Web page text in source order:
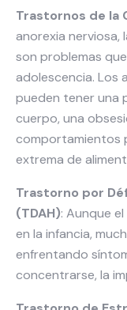
Trastornos de la
anorexia
son problemas
adolescencia. Los
pueden tener una
cuerpo, una
comportamientos
extrema de
Trastorno por
(TDAH): Aunque
en la infancia,
enfrentando
concentrarse, la